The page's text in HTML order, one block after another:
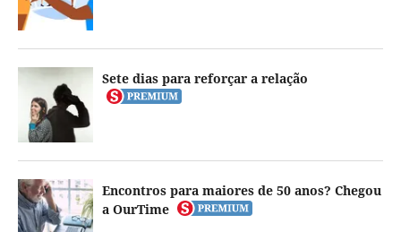
Sete dias para reforçar a relação
Encontros para maiores de 50 anos? Chegou
a OurTime